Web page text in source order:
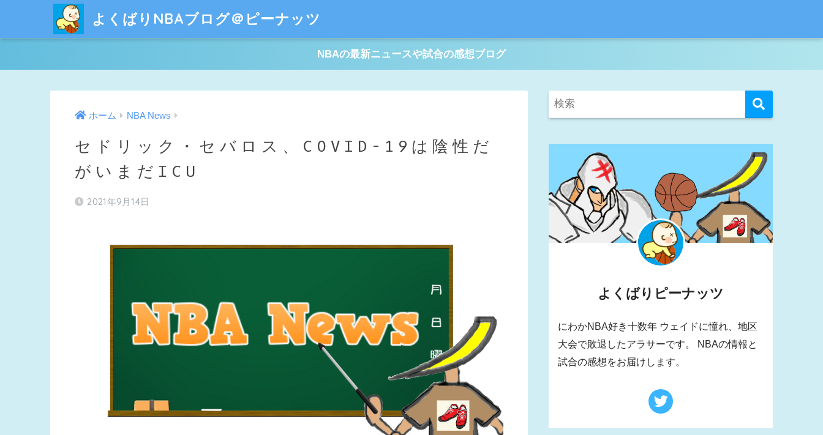
よくばりNBAブログ＠ピーナッツ
NBAの最新ニュースや試合の感想ブログ
ホーム NBA News
セドリック・セバロス、COVID-19は陰性だ
がいまだICU
2021年9月14日
よくばりピーナッツ
にわかNBA好き十数年 ウェイドに憧れ、地区
大会で敗退したアラサーです。 NBAの情報と
試合の感想をお届けします。